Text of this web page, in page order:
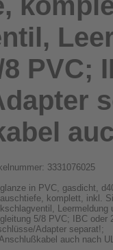
PVC;
3331076025
in PVC, gasdicht,
komplett, inkl.
Leermeldung
5/8 PVC; IBC oder
Adapter separat!;
auch nach